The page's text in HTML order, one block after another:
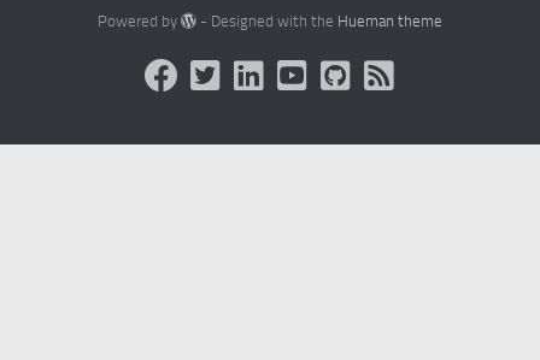
Powered by - Designed with the Hueman theme